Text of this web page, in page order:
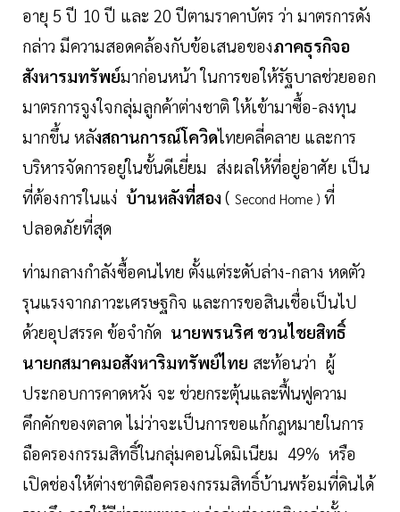
อายุ 5 ปี 10 ปี และ 20 ปีตามราคาบัตร ว่า มาตรการดัง
กล่าว มีความสอดคล้องกับข้อเสนอของภาคธุรกิจอ
สังหารมทรัพย์มาก่อนหน้า ในการขอให้รัฐบาลช่วยออก
มาตรการจูงใจกลุ่มลูกค้าต่างชาติ ให้เข้ามาซื้อ-ลงทุน
มากขึ้น หลังสถานการณ์โควิดไทยคลี่คลาย และการ
บริหารจัดการอยู่ในขั้นดีเยี่ยม ส่งผลให้ที่อยู่อาศัย เป็น
ที่ต้องการในแง่ บ้านหลังที่สอง( Second Home ) ที่
ปลอดภัยที่สุด
ท่ามกลางกำลังซื้อคนไทย ตั้งแต่ระดับล่าง-กลาง หดตัว
รุนแรงจากภาวะเศรษฐกิจ และการขอสินเชื่อเป็นไป
ด้วยอุปสรรค ข้อจำกัด นายพรนริศ ชวนไชยสิทธิ์
นายกสมาคมอสังหาริมทรัพย์ไทย สะท้อนว่า ผู้
ประกอบการคาดหวัง จะ ช่วยกระตุ้นและฟื้นฟูความ
คึกคักของตลาด ไม่ว่าจะเป็นการขอแก้กฎหมายในการ
ถือครองกรรมสิทธิ์ในกลุ่มคอนโดมิเนียม 49% หรือ
เปิดช่องให้ต่างชาติถือครองกรรมสิทธิ์บ้านพร้อมที่ดินได้